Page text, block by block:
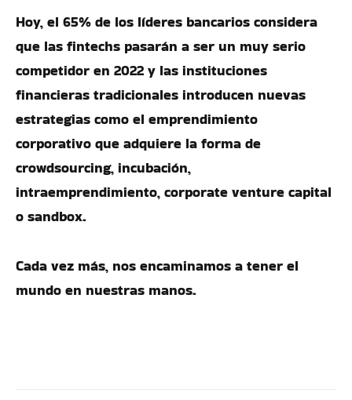
Hoy, el 65% de los líderes bancarios considera
que las fintechs pasarán a ser un muy serio
competidor en 2022 y las instituciones
financieras tradicionales introducen nuevas
estrategias como el emprendimiento
corporativo que adquiere la forma de
crowdsourcing, incubación,
intraemprendimiento, corporate venture capital
o sandbox.
Cada vez más, nos encaminamos a tener el
mundo en nuestras manos.